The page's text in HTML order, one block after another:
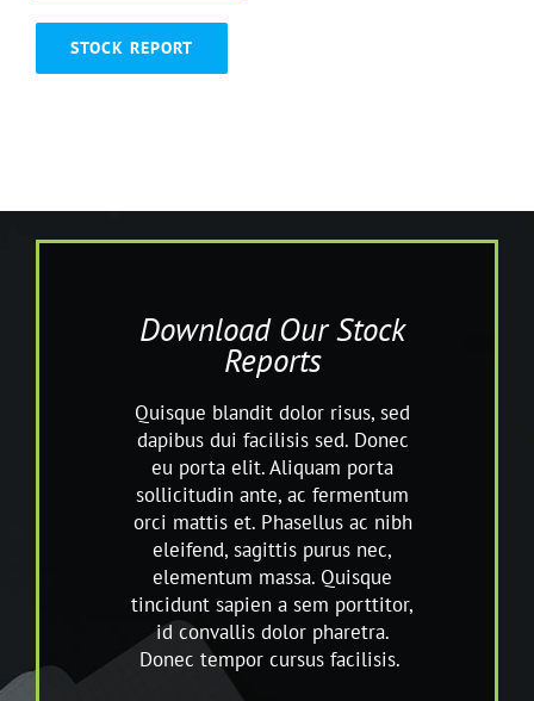
STOCK REPORT
Download Our Stock
Reports
Quisque blandit dolor risus, sed
dapibus dui facilisis sed. Donec
eu porta elit. Aliquam porta
sollicitudin ante, ac fermentum
orci mattis et. Phasellus ac nibh
eleifend, sagittis purus nec,
elementum massa. Quisque
tincidunt sapien a sem porttitor,
id convallis dolor pharetra.
Donec tempor cursus facilisis.